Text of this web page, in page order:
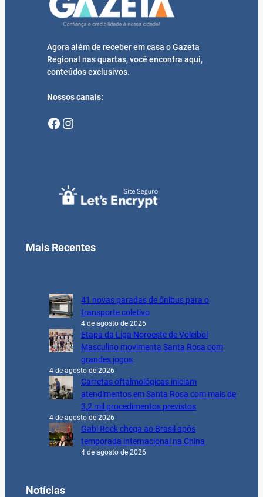
Agora além de receber em casa o Gazeta
Regional nas quartas, você encontra aqui,
conteúdos exclusivos.
Nossos canais:
Facebook Instagram
Mais Recentes
41 novas paradas de ônibus para o
transporte coletivo
4 de agosto de 2026
Etapa da Liga Noroeste de Voleibol
Masculino movimenta Santa Rosa com
grandes jogos
4 de agosto de 2026
Carretas oftalmológicas iniciam
atendimentos em Santa Rosa com mais de
3,2 mil procedimentos previstos
4 de agosto de 2026
Gabi Rock chega ao Brasil após
temporada internacional na China
4 de agosto de 2026
Notícias